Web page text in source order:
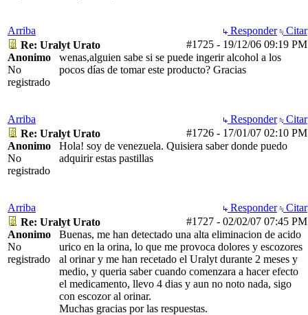
Arriba Responder
Citar
#1725 - 19/12/06 09:19 PM
Re: Uralyt Urato
Anonimo
No
registrado
wenas,alguien sabe si se puede ingerir alcohol a los
pocos días de tomar este producto? Gracias
Arriba Responder
Citar
#1726 - 17/01/07 02:10 PM
Re: Uralyt Urato
Anonimo
No
registrado
Hola! soy de venezuela. Quisiera saber donde puedo
adquirir estas pastillas
Arriba Responder
Citar
#1727 - 02/02/07 07:45 PM
Re: Uralyt Urato
Anonimo
No
registrado
Buenas, me han detectado una alta eliminacion de acido
urico en la orina, lo que me provoca dolores y escozores
al orinar y me han recetado el Uralyt durante 2 meses y
medio, y queria saber cuando comenzara a hacer efecto
el medicamento, llevo 4 dias y aun no noto nada, sigo
con escozor al orinar.
Muchas gracias por las respuestas.